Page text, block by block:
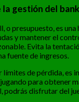
la gestión del
o presupuesto, es
y mantener el
Evita la
fuente de ingresos.
límites de pérdida, es
para obtener
podrás disfrutar del